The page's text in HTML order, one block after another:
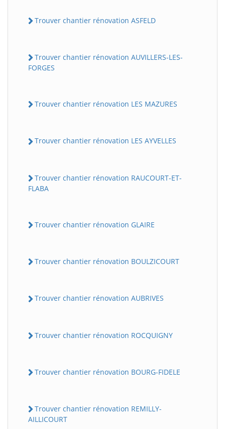
Trouver chantier rénovation ASFELD
Trouver chantier rénovation AUVILLERS-LES-
FORGES
Trouver chantier rénovation LES MAZURES
Trouver chantier rénovation LES AYVELLES
Trouver chantier rénovation RAUCOURT-ET-
FLABA
Trouver chantier rénovation GLAIRE
Trouver chantier rénovation BOULZICOURT
Trouver chantier rénovation AUBRIVES
Trouver chantier rénovation ROCQUIGNY
Trouver chantier rénovation BOURG-FIDELE
Trouver chantier rénovation REMILLY-
AILLICOURT